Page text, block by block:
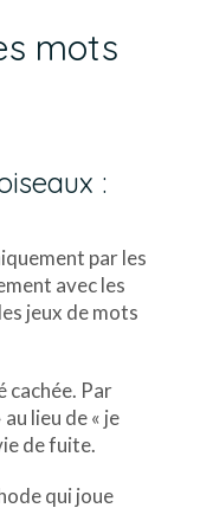
mots
:
par les
avec les
jeux de mots
cachée. Par
lieu de « je
de fuite.
qui joue